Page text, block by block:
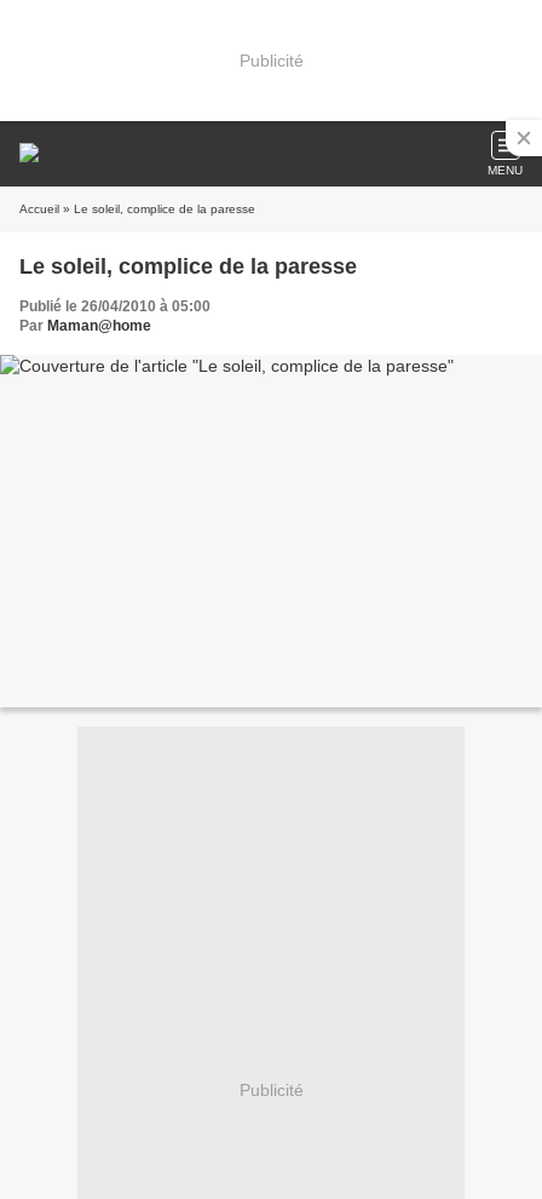
Publicité
MENU
Accueil » Le soleil, complice de la paresse
Le soleil, complice de la paresse
Publié le 26/04/2010 à 05:00
Par Maman@home
Publicité